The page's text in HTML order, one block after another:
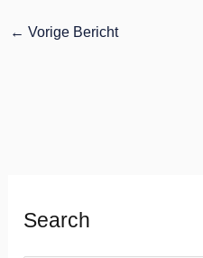
← Vorige Bericht
Search